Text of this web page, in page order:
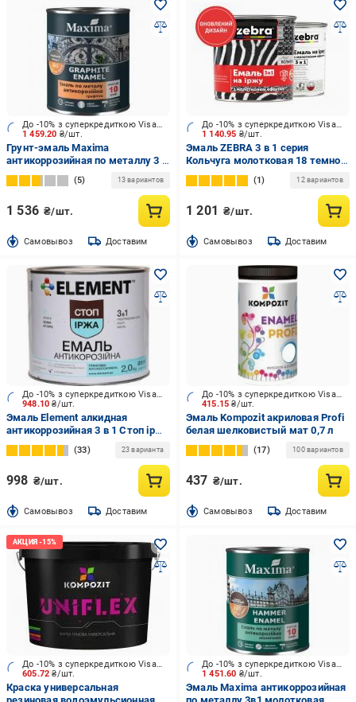
1 459.20 ₴/шт.
До -10% з суперкредиткою Visa Вигода
Грунт-эмаль Maxima
антикоррозийная по металлу 3 в
1 графитная серый мат 2,3 кг
5 13 вариантов
1 536 ₴/шт.
Cамовывоз Доставим
1 140.95 ₴/шт.
До -10% з суперкредиткою Visa Вигода
Эмаль ZEBRA 3 в 1 серия
Кольчуга молотковая 18 темно-
серый глянец 2,2 кг
1 12 вариантов
1 201 ₴/шт.
Cамовывоз Доставим
948.10₴/шт.
До -10% з суперкредиткою Visa Вигода
Эмаль Element алкидная
антикоррозийная 3 в 1 Стоп іржа
серый глянец 2 кг
33 23 варианта
998 ₴/шт.
Cамовывоз Доставим
415.15₴/шт.
До -10% з суперкредиткою Visa Вигода
Эмаль Kompozit акриловая Profi
белая шелковистый мат 0,7 л
17 100 вариантов
437 ₴/шт.
Cамовывоз Доставим
605.72₴/шт.
До -10% з суперкредиткою Visa Вигода
Краска универсальная
1 451.60 ₴/шт.
До -10% з суперкредиткою Visa Вигода
Эмаль Maxima антикоррозийная